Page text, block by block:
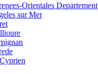
Orientales Departement
sur Mer